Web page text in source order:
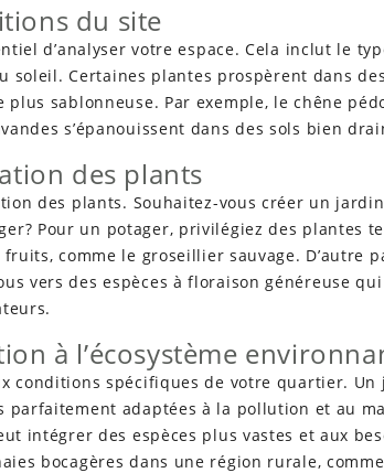
du site
d’analyser votre espace. Cela inclut le
soleil. Certaines plantes prospèrent dans
plus sablonneuse. Par exemple, le chêne
s’épanouissent dans des sols bien
des plants
des plants. Souhaitez-vous créer un
Pour un potager, privilégiez des plantes
comme le groseillier sauvage. D’autre
vers des espèces à floraison généreuse
à l’écosystème
conditions spécifiques de votre quartier.
parfaitement adaptées à la pollution et au
intégrer des espèces plus vastes et aux
bocagères dans une région rurale,